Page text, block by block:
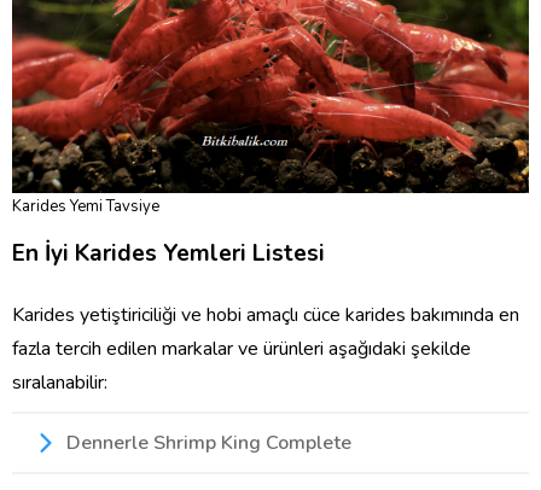
Karides Yemi Tavsiye
En İyi Karides Yemleri Listesi
Karides yetiştiriciliği ve hobi amaçlı cüce karides bakımında en
fazla tercih edilen markalar ve ürünleri aşağıdaki şekilde
sıralanabilir:
Dennerle Shrimp King Complete